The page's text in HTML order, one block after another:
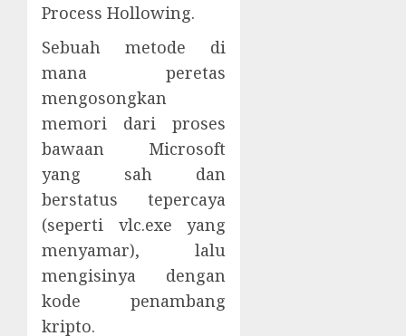
Process Hollowing.
Sebuah metode di
mana peretas
mengosongkan
memori dari proses
bawaan Microsoft
yang sah dan
berstatus tepercaya
(seperti vlc.exe yang
menyamar), lalu
mengisinya dengan
kode penambang
kripto.